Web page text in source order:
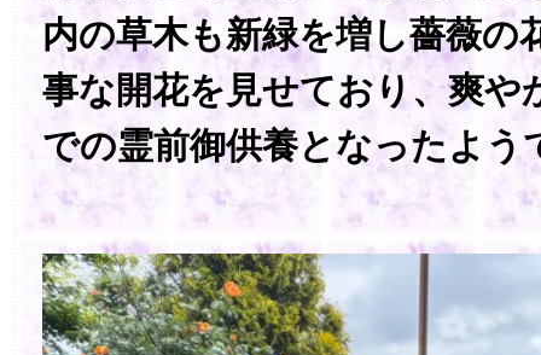
内の草木も新緑を増し薔薇の
事な開花を見せており、爽や
での霊前御供養となったよう